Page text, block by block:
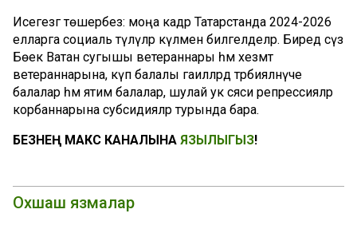
Исегезгә төшерәбез: моңа кадәр Татарстанда 2024-2026
елларга социаль түләүләр күләмен билгеләделәр. Биредә сүз
Бөек Ватан сугышы ветераннары һәм хезмәт
ветераннарына, күп балалы гаиләләрдә тәрбияләнүче
балалар һәм ятим балалар, шулай ук сәяси репрессияләр
корбаннарына субсидияләр турында бара.
БЕЗНЕҢ МАКС КАНАЛЫНА ЯЗЫЛЫГЫЗ!
Охшаш язмалар